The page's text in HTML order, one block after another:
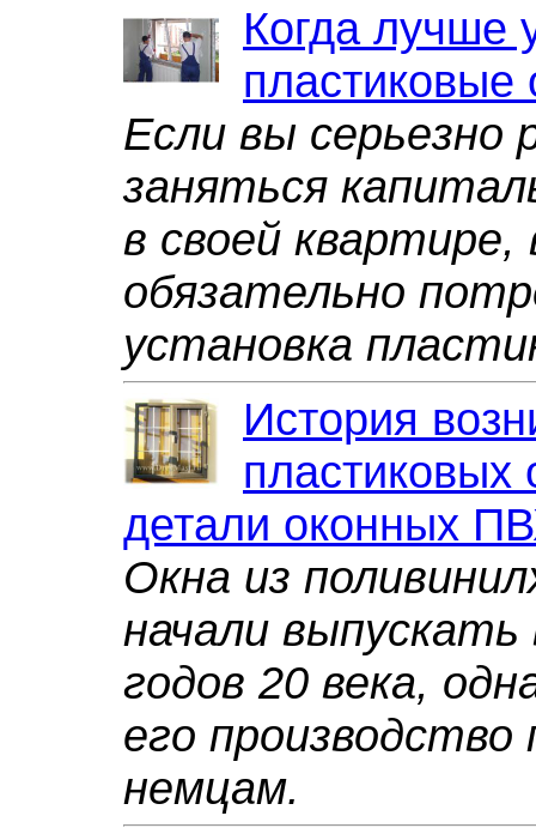
Когда лучше
пластиковые
Если вы серьезно
заняться
в своей квартире,
обязательно
установка
История
пластиковых
детали оконных
Окна из
начали
годов 20 века,
его
немцам.